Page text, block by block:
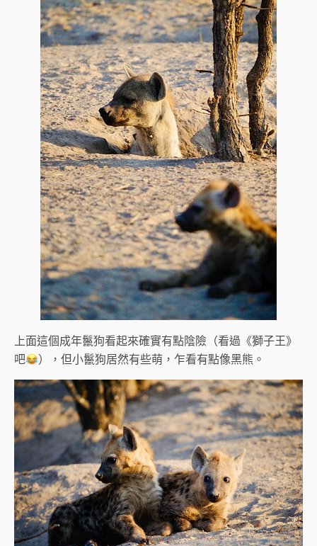
上面這個成年鬣狗看起來確實有點陰險（看過《獅子王》
吧
），但小鬣狗居然有些萌，乍看有點像黑熊。